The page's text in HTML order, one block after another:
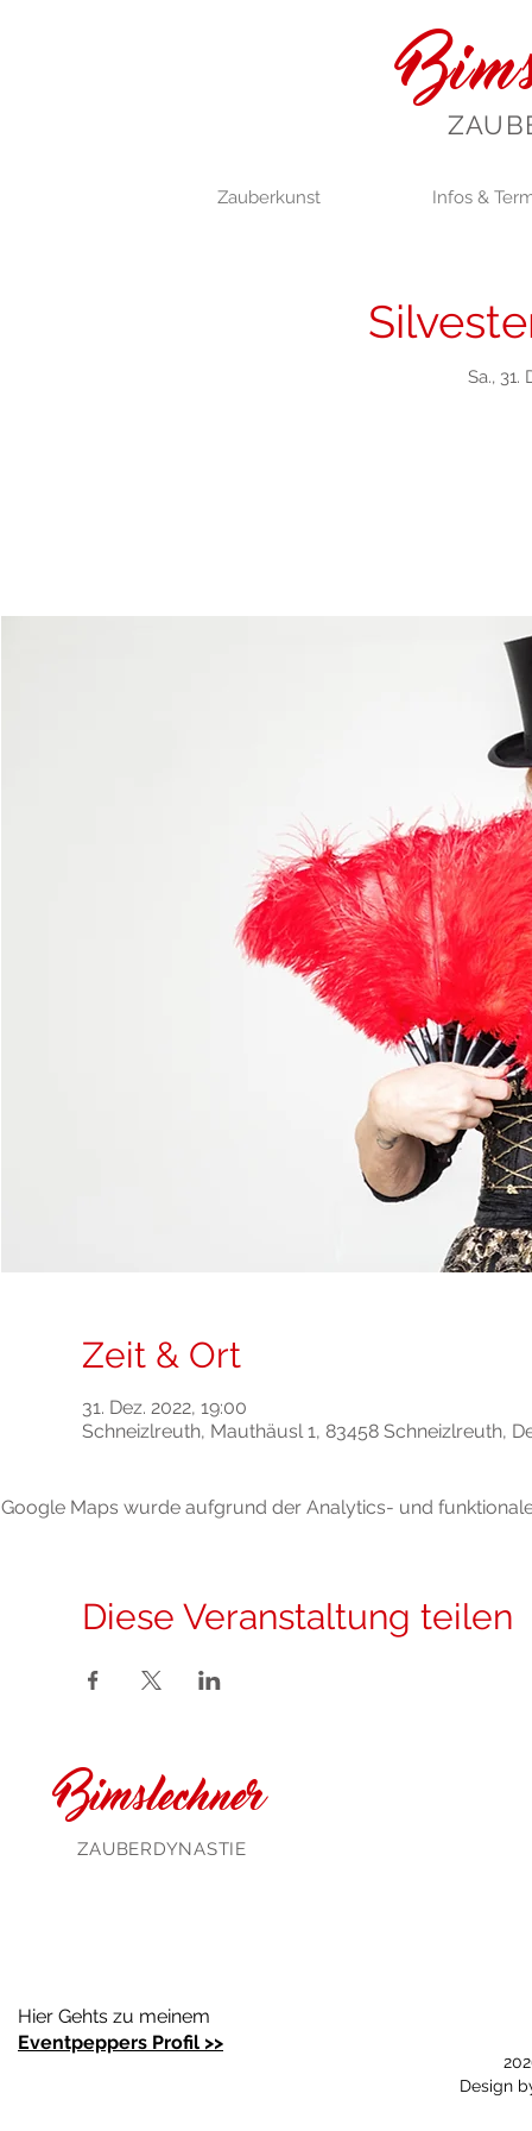
Zauberkunst Infos &
Sa., 31.
Zeit & Ort
31. Dez. 2022, 19:00
Schneizlreuth, Mauthäusl 1, 83458 Schneizlreuth,
Google Maps wurde aufgrund der Analytics- und
Diese Veranstaltung teilen
Bimslechner
ZAUBERDYNASTIE
Hier Gehts zu meinem
Eventpeppers Profil >>
Design